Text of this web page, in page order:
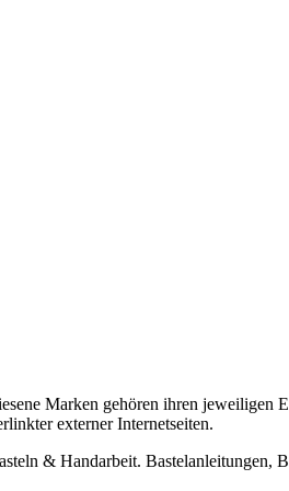
Marken gehören ihren jeweiligen
externer Internetseiten.
& Handarbeit. Bastelanleitungen,